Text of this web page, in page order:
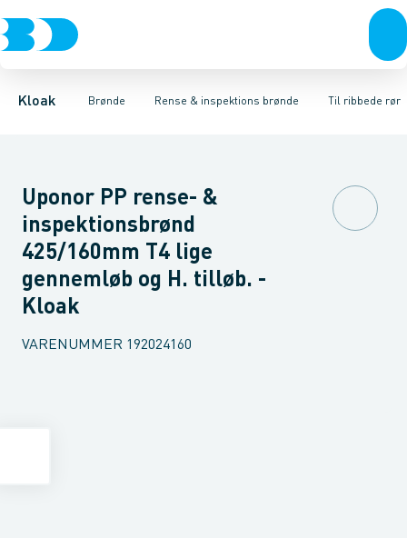
Kloak Brønde
Rør & fittingsBrønde BrøndgodsLinjeafvanding Tanke,
Rense & inspektions brønde
Rense & inspektions brøndeOpføringsrør & tilbehørTil ribbede rør
Til glatte rørTil ribbede rørTil x-stream rør
Uponor PP rense- &
inspektionsbrønd
425/160mm T4 lige
gennemløb og H. tilløb. -
Kloak
VARENUMMER 192024160